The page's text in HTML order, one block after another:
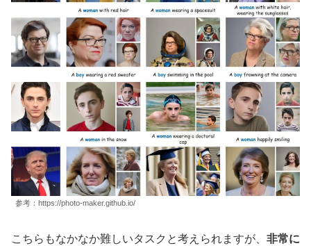
参考：https://photo-maker.github.io/
こちらもなかなか難しいタスクと考えられますが、 非常に